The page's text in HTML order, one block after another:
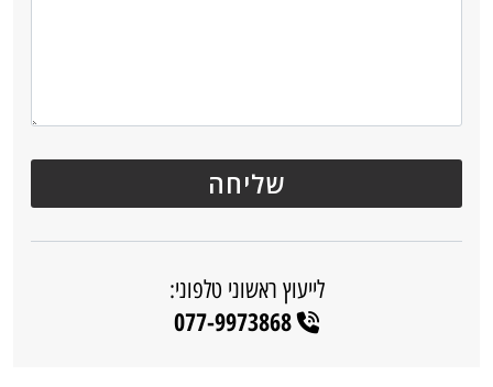
לייעוץ ראשוני טלפוני:
077-9973868